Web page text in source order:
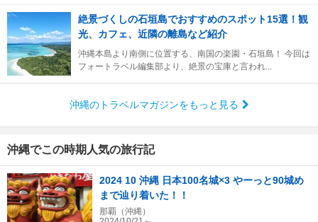
絶景づくしの石垣島でおすすめのスポット15選！観
光、カフェ、近隣の離島など紹介
沖縄本島より南側に位置する、南国の楽園・石垣島！ 今回は
フォートラベル編集部より、絶景の宝庫と言われ...
沖縄のトラベルマガジンをもっと見る
沖縄でこの時期人気の旅行記
2024 10 沖縄 日本100名城×3 やーっと90城め
まで辿り着いた！！
那覇（沖縄）